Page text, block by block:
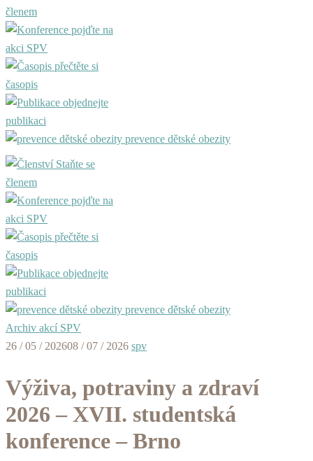
členem
pojďte na
akci SPV
přečtěte si
časopis
objednejte
publikaci
prevence dětské obezity
Staňte se
členem
pojďte na
akci SPV
přečtěte si
časopis
objednejte
publikaci
prevence dětské obezity
Archiv akcí SPV
26 / 05 / 202608 / 07 / 2026 spv
Výživa, potraviny a zdraví
2026 – XVII. studentská
konference – Brno